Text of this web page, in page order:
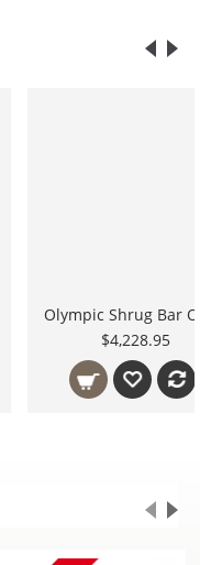
Seguro Barra Olimpica BSTLJ02 Spring Collar Barra Olímpica de Alto Rendimiento Body Solid Mexico
$2,147.75